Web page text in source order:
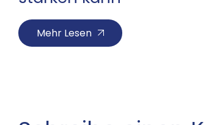
Mehr Lesen